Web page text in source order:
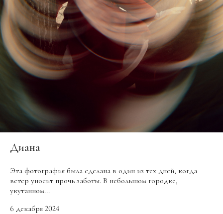
Диана
Эта фотография была сделана в один из тех дней, когда
ветер уносит прочь заботы. В небольшом городке,
укутанном...
6 декабря 2024